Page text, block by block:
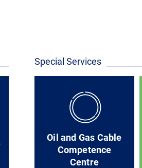
Special Services
Oil and Gas Cable
Competence
Centre